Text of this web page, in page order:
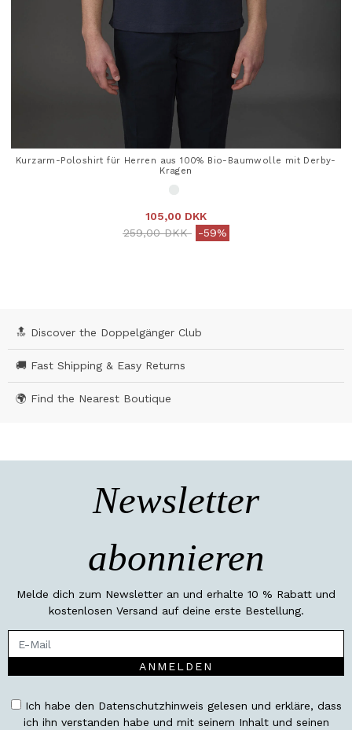
Kurzarm-Poloshirt für Herren aus 100% Bio-Baumwolle mit Derby-
Kragen
105,00 DKK
Price reduced from
259,00 DKKto-59%
🔝 Discover the Doppelgänger Club
🚚 Fast Shipping & Easy Returns
🌍 Find the Nearest Boutique
Newsletter
abonnieren
Melde dich zum Newsletter an und erhalte 10 % Rabatt und
kostenlosen Versand auf deine erste Bestellung.
ANMELDEN
Ich habe den Datenschutzhinweis gelesen und erkläre, dass
ich ihn verstanden habe und mit seinem Inhalt und seinen